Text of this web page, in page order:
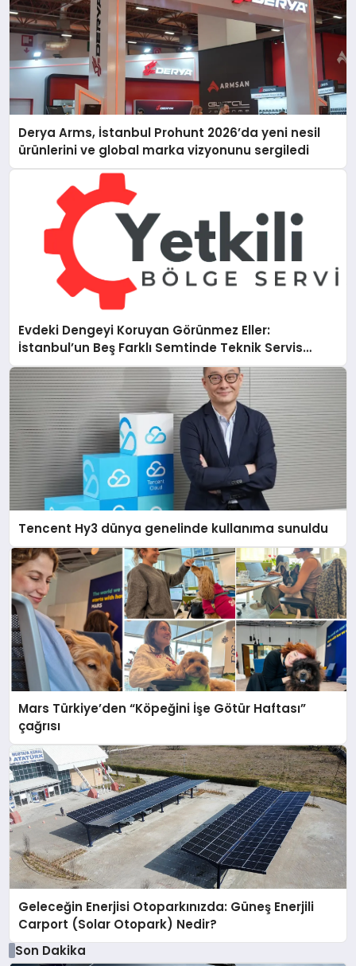
Derya Arms, İstanbul Prohunt 2026’da yeni nesil
ürünlerini ve global marka vizyonunu sergiledi
Evdeki Dengeyi Koruyan Görünmez Eller:
İstanbul’un Beş Farklı Semtinde Teknik Servis
Gerçeği
Tencent Hy3 dünya genelinde kullanıma sunuldu
Mars Türkiye’den “Köpeğini İşe Götür Haftası”
çağrısı
Geleceğin Enerjisi Otoparkınızda: Güneş Enerjili
Carport (Solar Otopark) Nedir?
Son Dakika